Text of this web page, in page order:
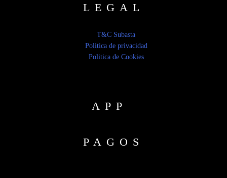
LEGAL
T&C Subasta
Politica de privacidad
Politica de Cookies
APP
PAGOS